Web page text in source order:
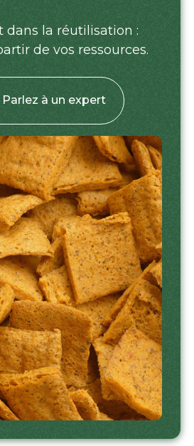
dans la réutilisation :
de vos ressources.
Parlez à un expert